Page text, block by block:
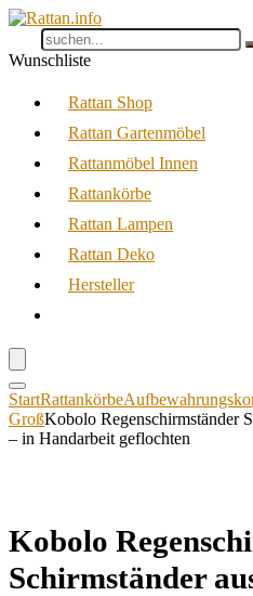
Wunschliste
Rattan Shop
Rattan Gartenmöbel
Rattanmöbel Innen
Rattankörbe
Rattan Lampen
Rattan Deko
Hersteller
StartRattankörbe
GroßKobolo Regenschirmständer
– in Handarbeit geflochten
Kobolo
Schirmständer